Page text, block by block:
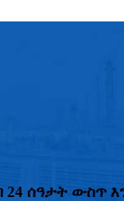
ሰዓታት ውስጥ